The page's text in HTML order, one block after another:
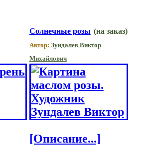
Солнечные розы (на заказ)
Автор: Зундалев Виктор
Михайлович
[Описание...]